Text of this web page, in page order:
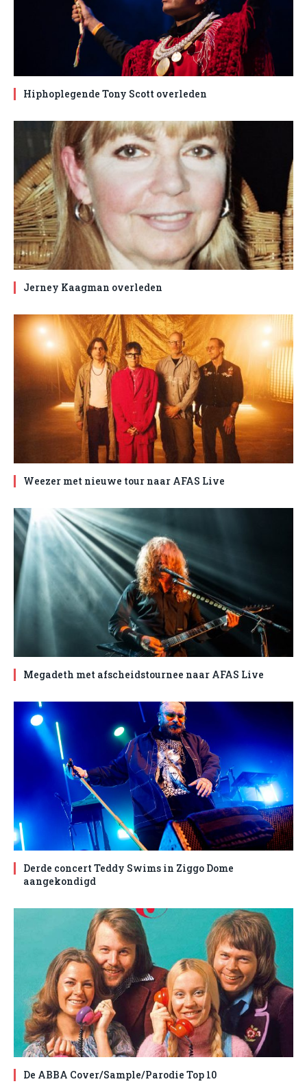
Hiphoplegende Tony Scott overleden
Jerney Kaagman overleden
Weezer met nieuwe tour naar AFAS Live
Megadeth met afscheidstournee naar AFAS Live
Derde concert Teddy Swims in Ziggo Dome
aangekondigd
De ABBA Cover/Sample/Parodie Top 10